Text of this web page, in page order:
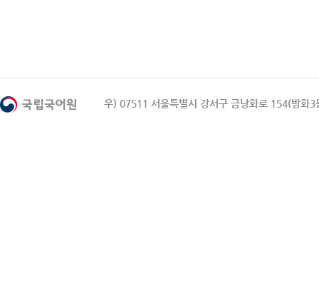
우) 07511 서울특별시 강서구 금낭화로 154(방화3